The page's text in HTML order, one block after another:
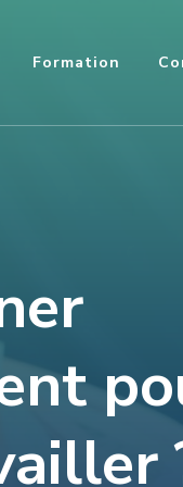
Formation